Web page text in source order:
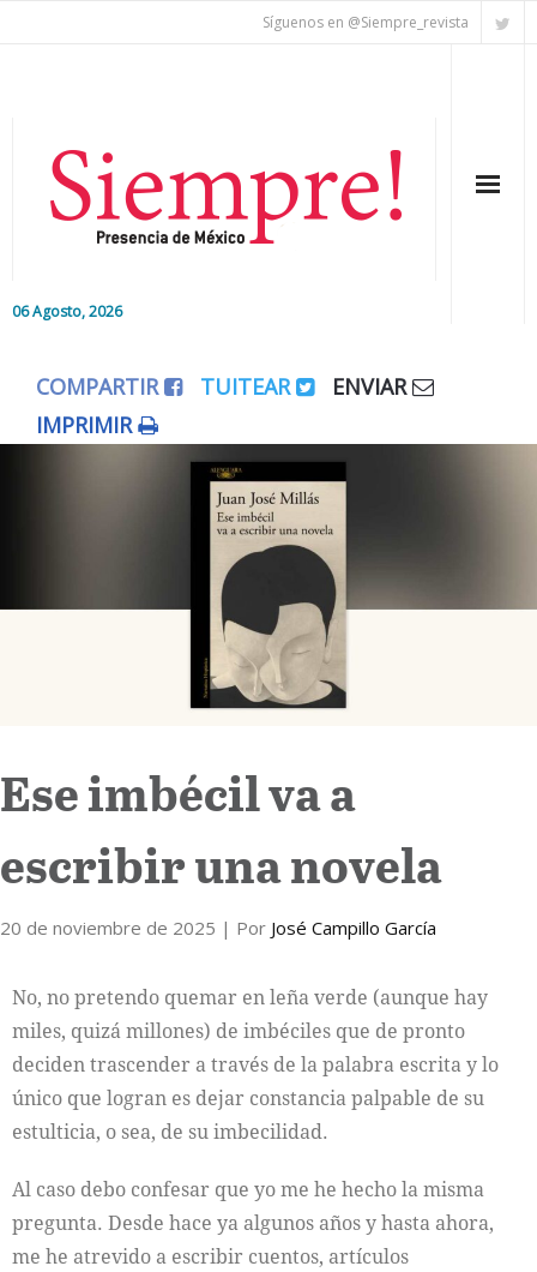
Síguenos en @Siempre_revista
06 Agosto, 2026
Editorial
COMPARTIR TUITEAR
ENVIAR
IMPRIMIR
Ese imbécil va a
escribir una novela
20 de noviembre de 2025 | Por José Campillo García
No, no pretendo quemar en leña verde (aunque hay
miles, quizá millones) de imbéciles que de pronto
deciden trascender a través de la palabra escrita y lo
único que logran es dejar constancia palpable de su
estulticia, o sea, de su imbecilidad.
Al caso debo confesar que yo me he hecho la misma
pregunta. Desde hace ya algunos años y hasta ahora,
me he atrevido a escribir cuentos, artículos